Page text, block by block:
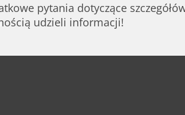
pytania dotyczące
udzieli informacji!